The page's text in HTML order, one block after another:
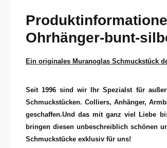
Ohrhänger-bunt-
Ein originales Muranoglas Schmuckstück
Seit 1996 sind wir Ihr Spezialst für
Schmuckstücken. Colliers, Anhänger,
geschaffen.Und das mit ganz viel Liebe
bringen diesen unbeschreiblich schönen
Schmuckstücke exklusiv für uns!